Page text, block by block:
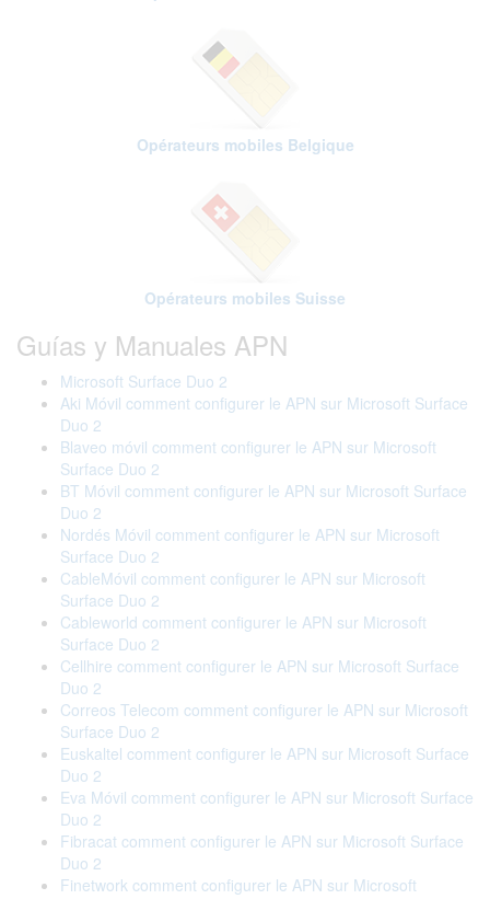
Opérateurs mobiles Belgique
Opérateurs mobiles Suisse
Guías y Manuales APN
Microsoft Surface Duo 2
Aki Móvil comment configurer le APN sur Microsoft Surface
Duo 2
Blaveo móvil comment configurer le APN sur Microsoft
Surface Duo 2
BT Móvil comment configurer le APN sur Microsoft Surface
Duo 2
Nordés Móvil comment configurer le APN sur Microsoft
Surface Duo 2
CableMóvil comment configurer le APN sur Microsoft
Surface Duo 2
Cableworld comment configurer le APN sur Microsoft
Surface Duo 2
Cellhire comment configurer le APN sur Microsoft Surface
Duo 2
Correos Telecom comment configurer le APN sur Microsoft
Surface Duo 2
Euskaltel comment configurer le APN sur Microsoft Surface
Duo 2
Eva Móvil comment configurer le APN sur Microsoft Surface
Duo 2
Fibracat comment configurer le APN sur Microsoft Surface
Duo 2
Finetwork comment configurer le APN sur Microsoft